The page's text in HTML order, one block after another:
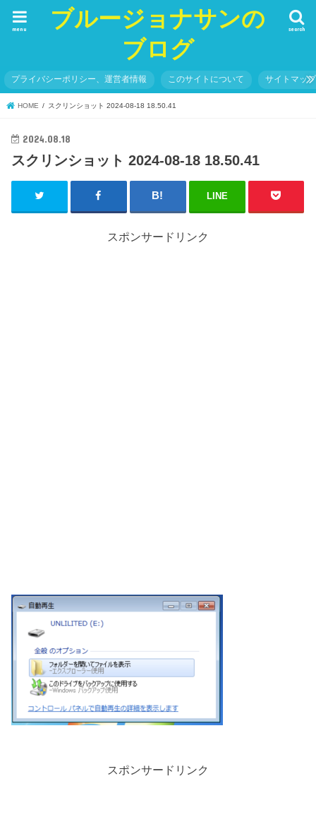
ブルージョナサンの
ブログ
search
menu
プライバシーポリシー、運営者情報 このサイトについて サイトマップ
HOME スクリンショット 2024-08-18 18.50.41
2024.08.18
スクリンショット 2024-08-18 18.50.41
LINE
スポンサードリンク
スポンサードリンク